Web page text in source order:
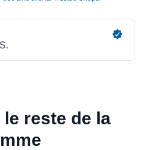
reste de la